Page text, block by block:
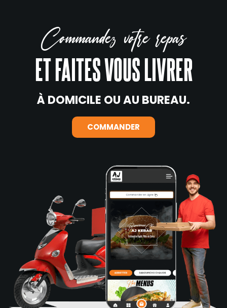
Commandez votre repas
ET FAITES VOUS LIVRER
À DOMICILE OU AU BUREAU.
COMMANDER